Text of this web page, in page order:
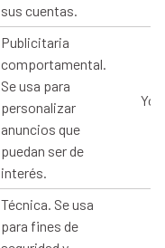
sus cuentas.
Publicitaria
comportamental.
Se usa para
personalizar
anuncios que
puedan ser de
interés.
Técnica. Se usa
para fines de